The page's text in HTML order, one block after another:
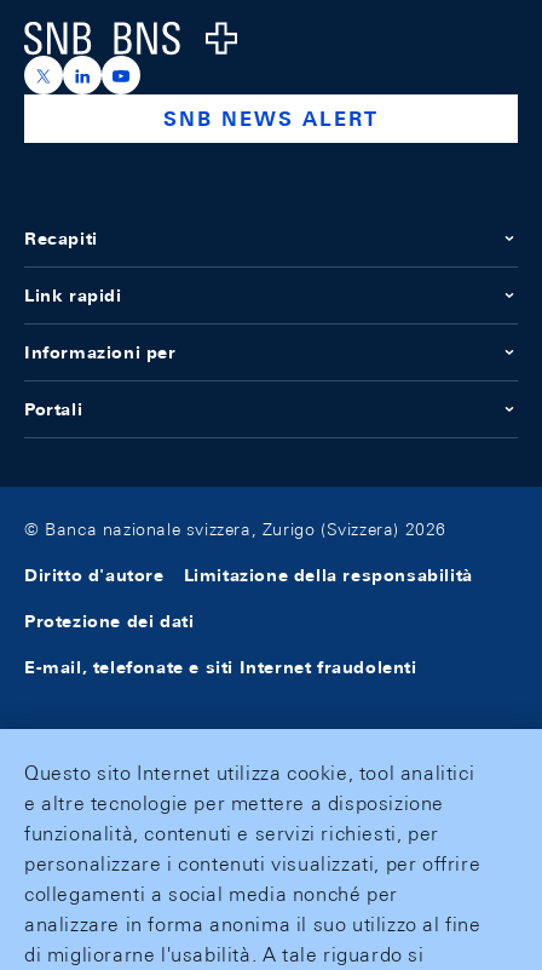
Logo
https://x.com/snb_bns
https://ch.linkedin.com/company/swiss-national-
https://www.youtube.com/@swissnationalbank
SNB NEWS ALERT
Recapiti
Link rapidi
Informazioni per
Portali
© Banca nazionale svizzera, Zurigo (Svizzera) 2026
Diritto d'autore Limitazione della responsabilità
Protezione dei dati
E-mail, telefonate e siti Internet fraudolenti
Questo sito Internet utilizza cookie, tool analitici
e altre tecnologie per mettere a disposizione
funzionalità, contenuti e servizi richiesti, per
personalizzare i contenuti visualizzati, per offrire
collegamenti a social media nonché per
analizzare in forma anonima il suo utilizzo al fine
di migliorarne l'usabilità. A tale riguardo si